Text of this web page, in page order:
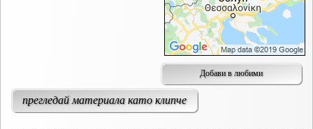
Добави в любими
прегледай материала като клипче